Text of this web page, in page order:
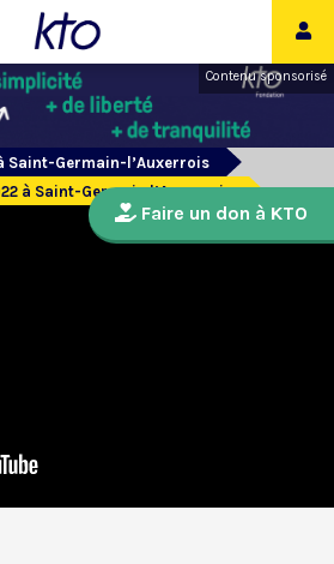
Contenu sponsorisé
Saint-Germain-l’Auxerrois
à Saint-Germain l’Auxerrois
Faire un don à KTO